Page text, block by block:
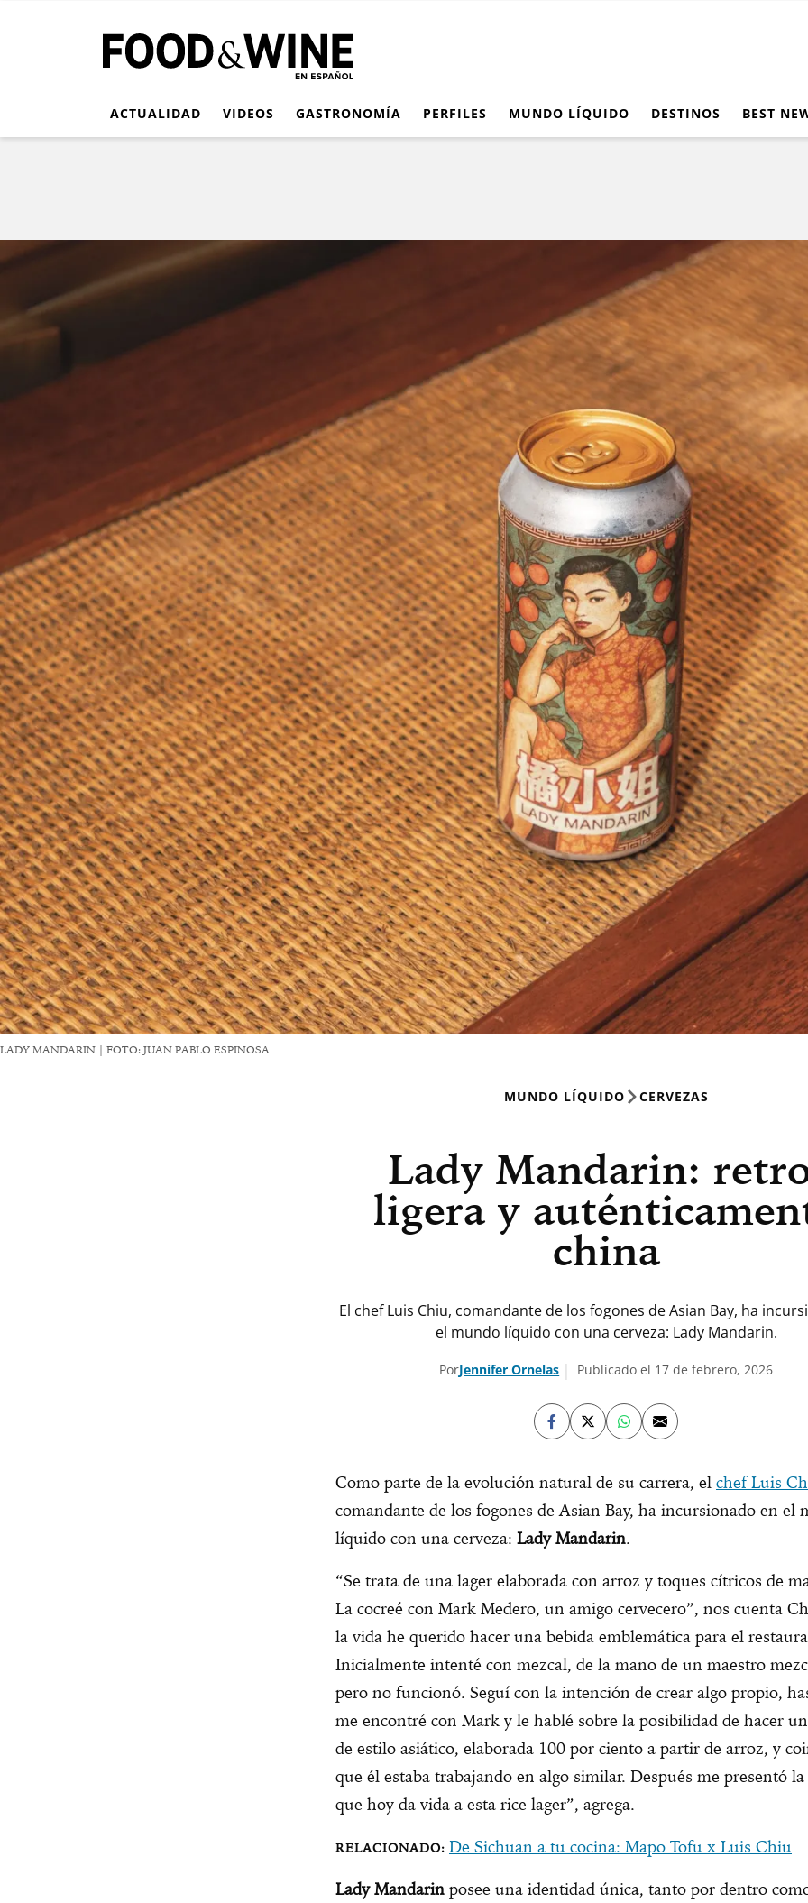
ACTUALIDAD VIDEOS GASTRONOMÍA PERFILES MUNDO LÍQUIDO DESTINOS BEST
LADY MANDARIN | FOTO: JUAN PABLO ESPINOSA
MUNDO LÍQUIDO CERVEZAS
Lady Mandarin:
ligera y
china
El chef Luis Chiu, comandante de los fogones de Asian Bay, ha
el mundo líquido con una cerveza: Lady Mandarin.
PorJennifer Ornelas Publicado el 17 de febrero, 2026
Como parte de la evolución natural de su carrera, el chef Luis
comandante de los fogones de Asian Bay, ha incursionado en el
líquido con una cerveza: Lady Mandarin.
“Se trata de una lager elaborada con arroz y toques cítricos de
La cocreé con Mark Medero, un amigo cervecero”, nos cuenta
la vida he querido hacer una bebida emblemática para el
Inicialmente intenté con mezcal, de la mano de un maestro
pero no funcionó. Seguí con la intención de crear algo propio,
me encontré con Mark y le hablé sobre la posibilidad de hacer
de estilo asiático, elaborada 100 por ciento a partir de arroz, y
que él estaba trabajando en algo similar. Después me presentó
que hoy da vida a esta rice lager”, agrega.
De Sichuan a tu cocina: Mapo Tofu x Luis Chiu
Lady Mandarin posee una identidad única, tanto por dentro